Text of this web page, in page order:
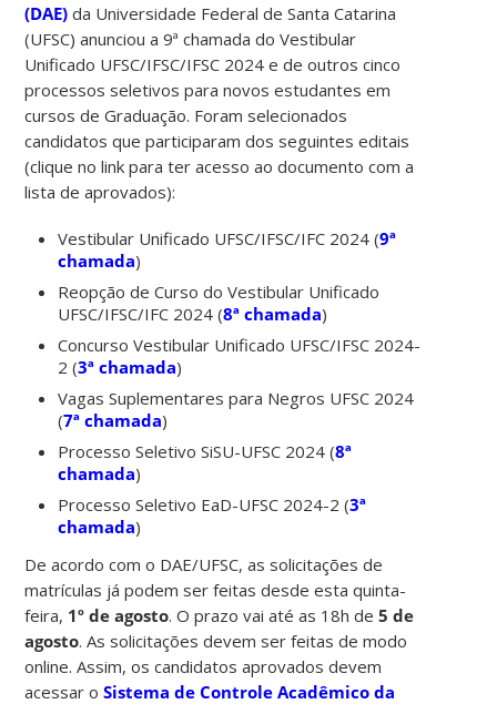
(DAE) da Universidade Federal de Santa Catarina
(UFSC) anunciou a 9ª chamada do Vestibular
Unificado UFSC/IFSC/IFSC 2024 e de outros cinco
processos seletivos para novos estudantes em
cursos de Graduação. Foram selecionados
candidatos que participaram dos seguintes editais
(clique no link para ter acesso ao documento com a
lista de aprovados):
Vestibular Unificado UFSC/IFSC/IFC 2024 (9ª
chamada)
Reopção de Curso do Vestibular Unificado
UFSC/IFSC/IFC 2024 (8ª chamada)
Concurso Vestibular Unificado UFSC/IFSC 2024-
2 (3ª chamada)
Vagas Suplementares para Negros UFSC 2024
(7ª chamada)
Processo Seletivo SiSU-UFSC 2024 (8ª
chamada)
Processo Seletivo EaD-UFSC 2024-2 (3ª
chamada)
De acordo com o DAE/UFSC, as solicitações de
matrículas já podem ser feitas desde esta quinta-
feira, 1º de agosto. O prazo vai até as 18h de5 de
agosto. As solicitações devem ser feitas de modo
online. Assim, os candidatos aprovados devem
acessar oSistema de Controle Acadêmico da